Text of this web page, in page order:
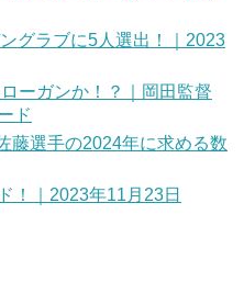
グラブに5人選出！｜2023
ーガンか！？｜岡田監督
ド
藤選手の2024年に求める数
！｜2023年11月23日